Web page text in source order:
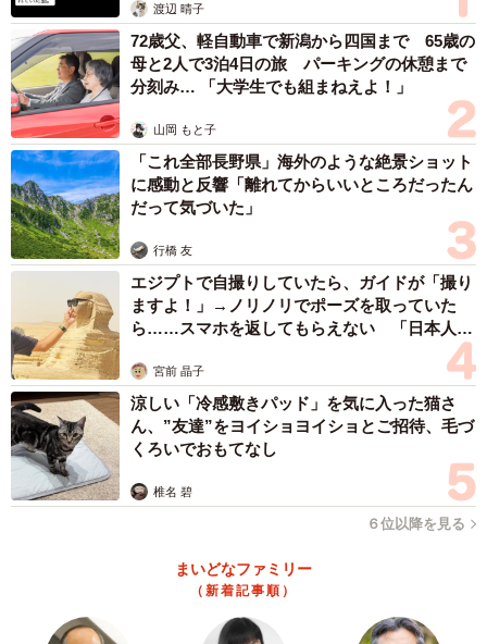
渡辺 晴子
72歳父、軽自動車で新潟から四国まで 65歳の
母と2人で3泊4日の旅 パーキングの休憩まで
分刻み… 「大学生でも組まねえよ！」
山岡 もと子
「これ全部長野県」海外のような絶景ショット
に感動と反響「離れてからいいところだったん
だって気づいた」
行橋 友
エジプトで自撮りしていたら、ガイドが「撮り
ますよ！」→ノリノリでポーズを取っていた
ら……スマホを返してもらえない 「日本人は
カモ代表かも」「私は6時間で3万円払った」
宮前 晶子
涼しい「冷感敷きパッド」を気に入った猫さ
ん、”友達”をヨイショヨイショとご招待、毛づ
くろいでおもてなし
椎名 碧
６位以降を見る
まいどなファミリー
（新着記事順）